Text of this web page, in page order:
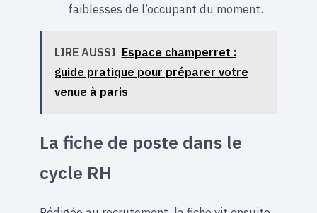
faiblesses de l’occupant du moment.
LIRE AUSSI Espace champerret :
guide pratique pour préparer votre
venue à paris
La fiche de poste dans le
cycle RH